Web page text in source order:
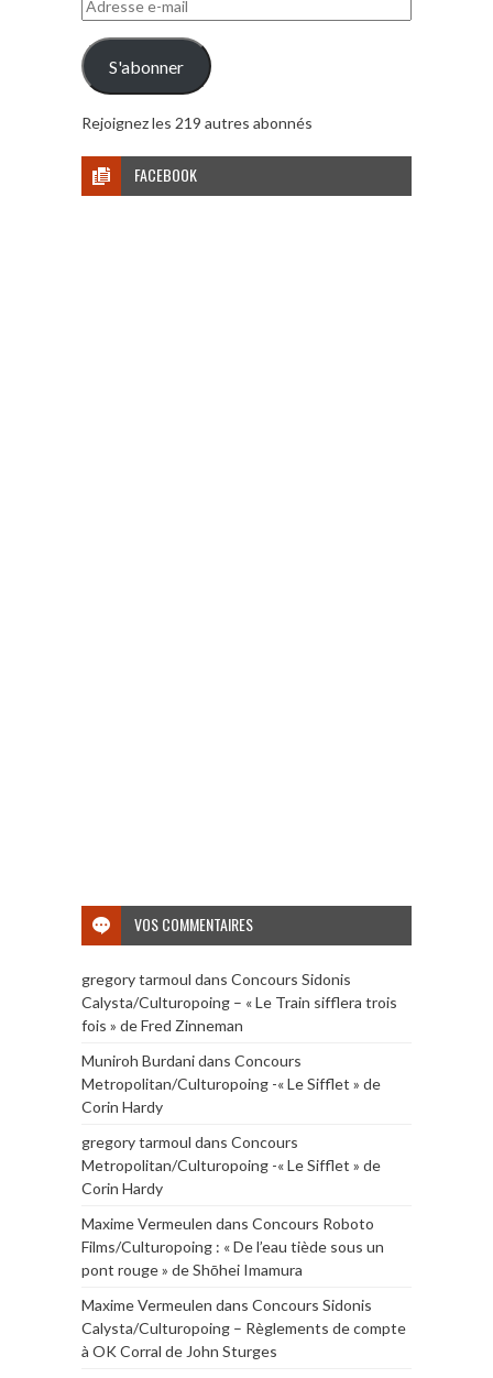
e-
mail
S'abonner
Rejoignez les 219 autres abonnés
FACEBOOK
VOS COMMENTAIRES
gregory tarmoul dans Concours Sidonis
Calysta/Culturopoing – « Le Train sifflera trois
fois » de Fred Zinneman
Muniroh Burdanidans Concours
Metropolitan/Culturopoing -« Le Sifflet » de
Corin Hardy
gregory tarmoul dans Concours
Metropolitan/Culturopoing -« Le Sifflet » de
Corin Hardy
Maxime Vermeulen dans Concours Roboto
Films/Culturopoing : « De l’eau tiède sous un
pont rouge » de Shōhei Imamura
Maxime Vermeulen dans Concours Sidonis
Calysta/Culturopoing – Règlements de compte
à OK Corral de John Sturges